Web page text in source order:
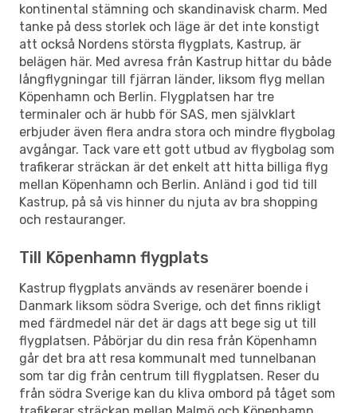
kontinental stämning och skandinavisk charm. Med
tanke på dess storlek och läge är det inte konstigt
att också Nordens största flygplats, Kastrup, är
belägen här. Med avresa från Kastrup hittar du både
långflygningar till fjärran länder, liksom flyg mellan
Köpenhamn och Berlin. Flygplatsen har tre
terminaler och är hubb för SAS, men självklart
erbjuder även flera andra stora och mindre flygbolag
avgångar. Tack vare ett gott utbud av flygbolag som
trafikerar sträckan är det enkelt att hitta billiga flyg
mellan Köpenhamn och Berlin. Anländ i god tid till
Kastrup, på så vis hinner du njuta av bra shopping
och restauranger.
Till Köpenhamn flygplats
Kastrup flygplats används av resenärer boende i
Danmark liksom södra Sverige, och det finns rikligt
med färdmedel när det är dags att bege sig ut till
flygplatsen. Påbörjar du din resa från Köpenhamn
går det bra att resa kommunalt med tunnelbanan
som tar dig från centrum till flygplatsen. Reser du
från södra Sverige kan du kliva ombord på tåget som